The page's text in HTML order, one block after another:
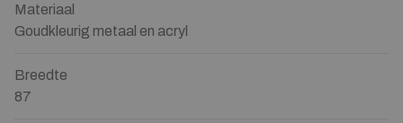
Materiaal
Goudkleurig metaal en acryl
Breedte
87